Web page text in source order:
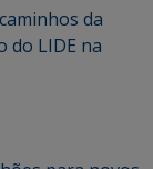
da
do LIDE na